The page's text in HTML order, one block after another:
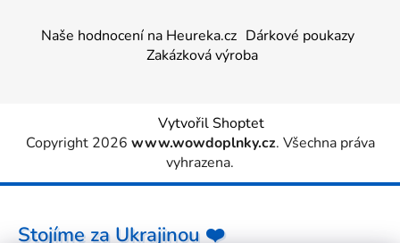
Naše hodnocení na Heureka.cz Dárkové poukazy
Zakázková výroba
Vytvořil Shoptet
Copyright 2026 www.wowdoplnky.cz. Všechna práva
vyhrazena.
Stojíme za Ukrajinou ❤️